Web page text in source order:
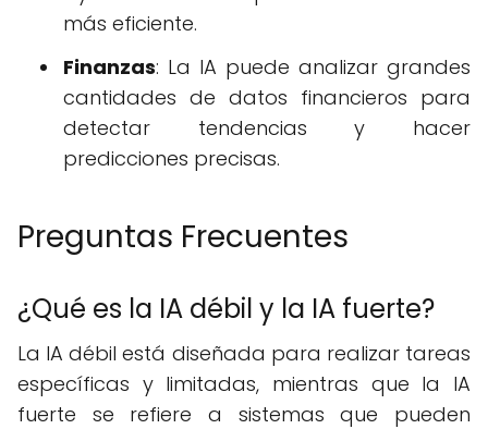
más eficiente.
Finanzas: La IA puede analizar grandes
cantidades de datos financieros para
detectar tendencias y hacer
predicciones precisas.
Preguntas Frecuentes
¿Qué es la IA débil y la IA fuerte?
La IA débil está diseñada para realizar tareas
específicas y limitadas, mientras que la IA
fuerte se refiere a sistemas que pueden